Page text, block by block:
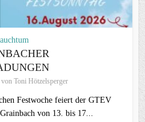
von Toni Hötzelsperger
Festwoche feiert der GTEV
von 13. bis 17...